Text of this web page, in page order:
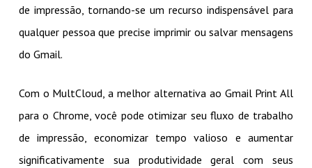
de impressão, tornando-se um recurso indispensável para
qualquer pessoa que precise imprimir ou salvar mensagens
do Gmail.
Com o MultCloud, a melhor alternativa ao Gmail Print All
para o Chrome, você pode otimizar seu fluxo de trabalho
de impressão, economizar tempo valioso e aumentar
significativamente sua produtividade geral com seus